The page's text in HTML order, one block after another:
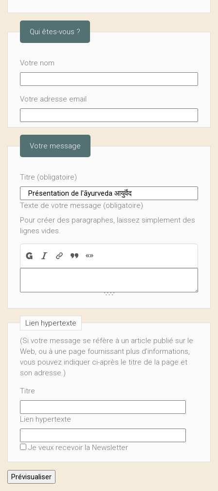
Qui êtes-vous ?
Votre nom
Votre adresse email
Votre message
Titre (obligatoire)
Texte de votre message (obligatoire)
Pour créer des paragraphes, laissez simplement des
lignes vides.
Lien hypertexte
(Si votre message se réfère à un article publié sur le
Web, ou à une page fournissant plus d’informations,
vous pouvez indiquer ci-après le titre de la page et
son adresse.)
Titre
Lien hypertexte
Je veux recevoir la Newsletter